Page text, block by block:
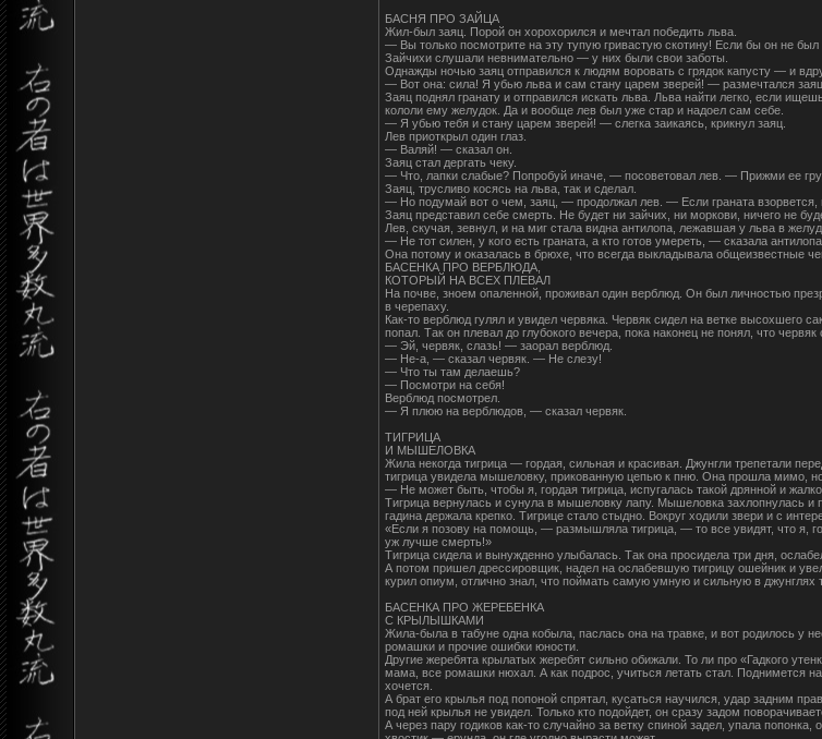
БАСНЯ ПРО ЗАЙЦА
Жил-был заяц. Порой он хорохорился и мечтал победить льва.
— Вы только посмотрите на эту тупую гривастую скотину! Если бы он не
Зайчихи слушали невнимательно — у них были свои заботы.
Однажды ночью заяц отправился к людям воровать с грядок капусту — и
— Вот она: сила! Я убью льва и сам стану царем зверей! — размечтался заяц.
Заяц поднял гранату и отправился искать льва. Льва найти легко, если
кололи ему желудок. Да и вообще лев был уже стар и надоел сам себе.
— Я убью тебя и стану царем зверей! — слегка заикаясь, крикнул заяц.
Лев приоткрыл один глаз.
— Валяй! — сказал он.
Заяц стал дергать чеку.
— Что, лапки слабые? Попробуй иначе, — посоветовал лев. — Прижми ее
Заяц, трусливо косясь на льва, так и сделал.
— Но подумай вот о чем, заяц, — продолжал лев. — Если граната взорвется,
Заяц представил себе смерть. Не будет ни зайчих, ни моркови, ничего не
Лев, скучая, зевнул, и на миг стала видна антилопа, лежавшая у льва в
— Не тот силен, у кого есть граната, а кто готов умереть, — сказала антилопа.
Она потому и оказалась в брюхе, что всегда выкладывала общеизвестные
БАСЕНКА ПРО ВЕРБЛЮДА,
КОТОРЫЙ НА ВСЕХ ПЛЕВАЛ
На почве, зноем опаленной, проживал один верблюд. Он был личностью
в черепаху.
Как-то верблюд гулял и увидел червяка. Червяк сидел на ветке высохшего
попал. Так он плевал до глубокого вечера, пока наконец не понял, что червяк
— Эй, червяк, слазь! — заорал верблюд.
— Не-а, — сказал червяк. — Не слезу!
— Что ты там делаешь?
— Посмотри на себя!
Верблюд посмотрел.
— Я плюю на верблюдов, — сказал червяк.
ТИГРИЦА
И МЫШЕЛОВКА
Жила некогда тигрица — гордая, сильная и красивая. Джунгли трепетали
тигрица увидела мышеловку, прикованную цепью к пню. Она прошла мимо,
— Не может быть, чтобы я, гордая тигрица, испугалась такой дрянной и
Тигрица вернулась и сунула в мышеловку лапу. Мышеловка захлопнулась
гадина держала крепко. Тигрице стало стыдно. Вокруг ходили звери и с
«Если я позову на помощь, — размышляла тигрица, — то все увидят, что я,
уж лучше смерть!»
Тигрица сидела и вынужденно улыбалась. Так она просидела три дня,
А потом пришел дрессировщик, надел на ослабевшую тигрицу ошейник и
курил опиум, отлично знал, что поймать самую умную и сильную в
БАСЕНКА ПРО ЖЕРЕБЕНКА
С КРЫЛЫШКАМИ
Жила-была в табуне одна кобыла, паслась она на травке, и вот родилось у
ромашки и прочие ошибки юности.
Другие жеребята крылатых жеребят сильно обижали. То ли про «Гадкого
мама, все ромашки нюхал. А как подрос, учиться летать стал. Поднимется
хочется.
А брат его крылья под попоной спрятал, кусаться научился, удар задним
под ней крылья не увидел. Только кто подойдет, он сразу задом
А через пару годиков как-то случайно за ветку спиной задел, упала